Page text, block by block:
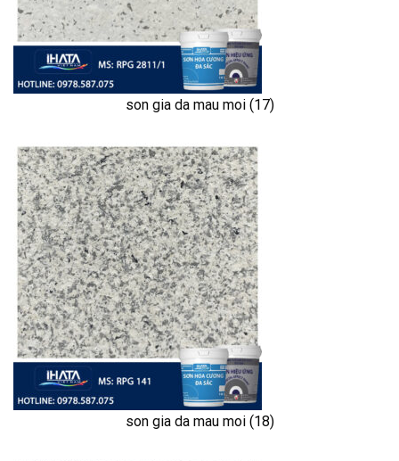
son gia da mau moi (17)
son gia da mau moi (18)